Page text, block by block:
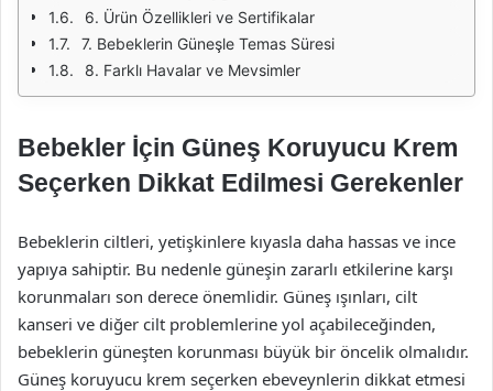
6. Ürün Özellikleri ve Sertifikalar
7. Bebeklerin Güneşle Temas Süresi
8. Farklı Havalar ve Mevsimler
Bebekler İçin Güneş Koruyucu Krem
Seçerken Dikkat Edilmesi Gerekenler
Bebeklerin ciltleri, yetişkinlere kıyasla daha hassas ve ince
yapıya sahiptir. Bu nedenle güneşin zararlı etkilerine karşı
korunmaları son derece önemlidir. Güneş ışınları, cilt
kanseri ve diğer cilt problemlerine yol açabileceğinden,
bebeklerin güneşten korunması büyük bir öncelik olmalıdır.
Güneş koruyucu krem seçerken ebeveynlerin dikkat etmesi